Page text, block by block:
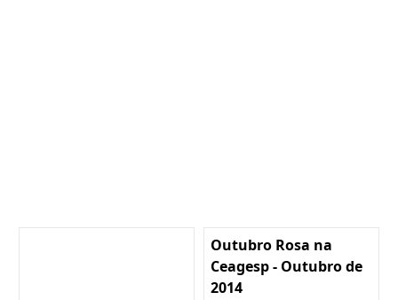
Outubro Rosa na
Ceagesp - Outubro de
2014